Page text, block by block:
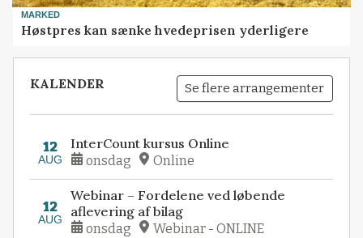
MARKED
Høstpres kan sænke hvedeprisen yderligere
KALENDER Se flere arrangementer
12
AUG
InterCount kursus Online
onsdag Online
12
AUG
Webinar – Fordelene ved løbende
aflevering af bilag
onsdag Webinar - ONLINE